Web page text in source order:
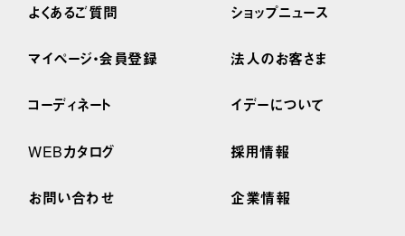
よくあるご質問
マイページ・会員登録
コーディネート
WEBカタログ
お問い合わせ
ショップニュース
法人のお客さま
イデーについて
採用情報
企業情報